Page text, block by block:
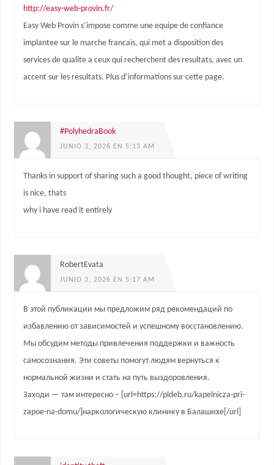
http://easy-web-provin.fr/
Easy Web Provin s’impose comme une equipe de confiance
implantee sur le marche francais, qui met a disposition des
services de qualite a ceux qui recherchent des resultats, avec un
accent sur les resultats. Plus d’informations sur cette page.
#PolyhedraBook
JUNIO 3, 2026 EN 5:13 AM
Thanks in support of sharing such a good thought, piece of writing
is nice, thats
why i have read it entirely
RobertEvata
JUNIO 3, 2026 EN 5:17 AM
В этой публикации мы предложим ряд рекомендаций по
избавлению от зависимостей и успешному восстановлению.
Мы обсудим методы привлечения поддержки и важность
самосознания. Эти советы помогут людям вернуться к
нормальной жизни и стать на путь выздоровления.
Заходи — там интересно – [url=https://pldeb.ru/kapelnicza-pri-
zapoe-na-domu/]наркологическую клинику в Балашихе[/url]